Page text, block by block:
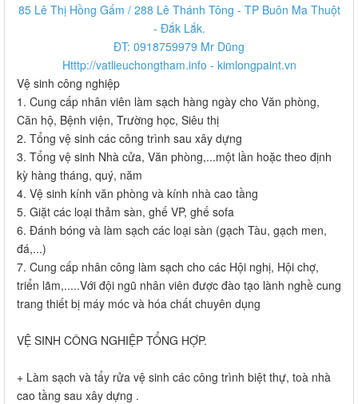
85 Lê Thị Hồng Gấm / 288 Lê Thánh Tông - TP Buôn Ma Thuột
- Đắk Lắk.
ĐT: 0918759979 Mr Dũng
Htttp://vatlieuchongtham.info - kimlongpaint.vn
Vệ sinh công nghiệp
1. Cung cấp nhân viên làm sạch hàng ngày cho Văn phòng,
Căn hộ, Bệnh viện, Trường học, Siêu thị
2. Tổng vệ sinh các công trình sau xây dựng
3. Tổng vệ sinh Nhà cửa, Văn phòng,...một lần hoặc theo định
kỳ hàng tháng, quý, năm
4. Vệ sinh kính văn phòng và kính nhà cao tầng
5. Giặt các loại thảm sàn, ghế VP, ghế sofa
6. Đánh bóng và làm sạch các loại sàn (gạch Tàu, gạch men,
đá,...)
7. Cung cấp nhân công làm sạch cho các Hội nghị, Hội chợ,
triển lãm,.....Với đội ngũ nhân viên được đào tạo lành nghề cung
trang thiết bị máy móc và hóa chất chuyên dụng
VỆ SINH CÔNG NGHIỆP TỔNG HỢP.
+ Làm sạch và tẩy rửa vệ sinh các công trình biệt thự, toà nhà
cao tầng sau xây dựng .